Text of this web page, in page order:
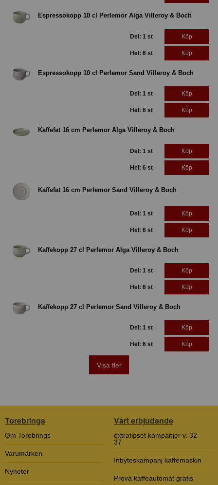
Espressokopp 10 cl Perlemor Alga Villeroy & Boch
Del: 1 st Köp
Hel: 6 st Köp
Espressokopp 10 cl Perlemor Sand Villeroy & Boch
Del: 1 st Köp
Hel: 6 st Köp
Kaffefat 16 cm Perlemor Alga Villeroy & Boch
Del: 1 st Köp
Hel: 6 st Köp
Kaffefat 16 cm Perlemor Sand Villeroy & Boch
Del: 1 st Köp
Hel: 6 st Köp
Kaffekopp 27 cl Perlemor Alga Villeroy & Boch
Del: 1 st Köp
Hel: 6 st Köp
Kaffekopp 27 cl Perlemor Sand Villeroy & Boch
Del: 1 st Köp
Hel: 6 st Köp
Visa fler
Torebrings
Om Torebrings
Varumärken
Nyheter
Vårt erbjudande
extratipset kampanjer v. 32-
37
Inbyteskampanj kaffemaskin
Prova kaffeautomat gratis